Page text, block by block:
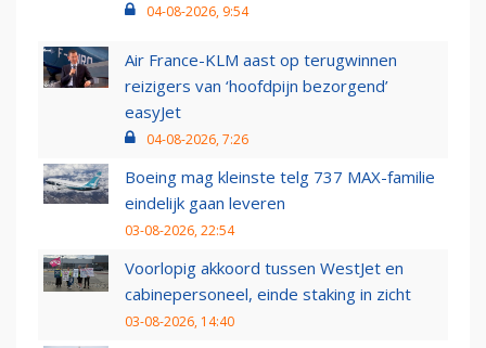
04-08-2026, 9:54
Air France-KLM aast op terugwinnen
reizigers van ‘hoofdpijn bezorgend’
easyJet
04-08-2026, 7:26
Boeing mag kleinste telg 737 MAX-familie
eindelijk gaan leveren
03-08-2026, 22:54
Voorlopig akkoord tussen WestJet en
cabinepersoneel, einde staking in zicht
03-08-2026, 14:40